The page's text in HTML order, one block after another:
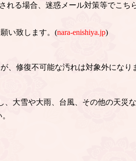
れる場合、迷惑メール対策等でこち
い致します。(nara-enishiya.jp)
、修復不可能な汚れは対象外にな
大雪や大雨、台風、その他の天災